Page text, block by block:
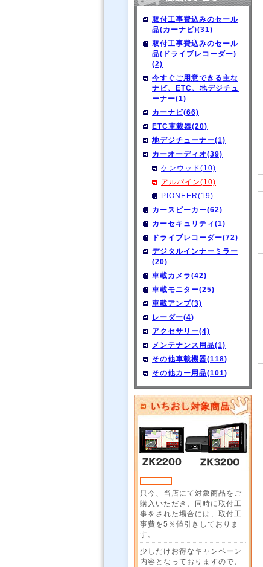
取付工事費込みのセール
品(カーナビ)(31)
取付工事費込みのセール
品(ドライブレコーダー)
(2)
今すぐご用意できる主な
ナビ、ETC、地デジチュ
ーナー(1)
カーナビ(66)
ETC車載器(20)
地デジチューナー(1)
カーオーディオ(39)
ケンウッド(10)
アルパイン(10)
PIONEER(19)
カースピーカー(62)
カーセキュリティ(1)
ドライブレコーダー(72)
デジタルインナーミラー
(20)
車載カメラ(42)
車載モニター(25)
車載アンプ(3)
レーダー(4)
アクセサリー(4)
メンテナンス用品(1)
その他車載機器(118)
その他カー用品(101)
只今、当店にて対象商品をご
購入いただき、同時に取付工
事をされた場合には、取付工
事費を5％値引きしておりま
す。
少しだけお得なキャンペーン
内容となっておりますので、